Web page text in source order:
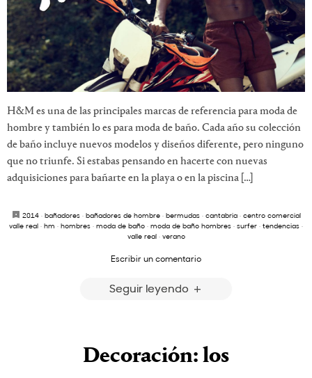
H&M es una de las principales marcas de referencia para moda de
hombre y también lo es para moda de baño. Cada año su colección
de baño incluye nuevos modelos y diseños diferente, pero ninguno
que no triunfe. Si estabas pensando en hacerte con nuevas
adquisiciones para bañarte en la playa o en la piscina […]
2014· bañadores· bañadores de hombre· bermudas· cantabria· centro comercial
valle real · hm · hombres · moda de baño · moda de baño hombres · surfer · tendencias ·
valle real· verano
Escribir un comentario
Seguir leyendo
Decoración: los